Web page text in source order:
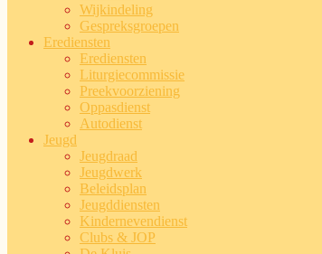
Wijkindeling
Gespreksgroepen
Erediensten
Erediensten
Liturgiecommissie
Preekvoorziening
Oppasdienst
Autodienst
Jeugd
Jeugdraad
Jeugdwerk
Beleidsplan
Jeugddiensten
Kindernevendienst
Clubs & JOP